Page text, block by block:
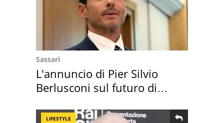
Sassari
L'annuncio di Pier Silvio
Berlusconi sul futuro di
LIFESTYLE